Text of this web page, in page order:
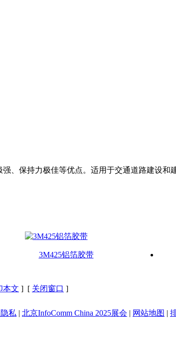
、保持力极佳等优点。适用于交通道路建设和
3M425铝箔胶带
本文 ] [ 关闭窗口 ]
私 北京InfoComm China 2025展会 网站地图